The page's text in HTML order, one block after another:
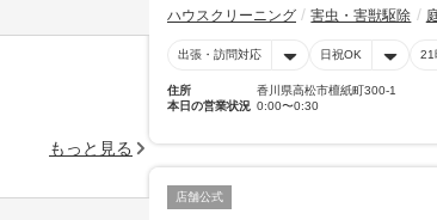
ハウスクリーニング 害虫・害獣駆除
出張・訪問対応 日祝OK 21
住所
香川県高松市檀紙町300-1
本日の営業状況 0:00〜0:30
店舗公式
もっと見る